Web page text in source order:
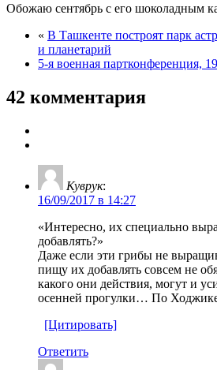
Обожаю сентябрь с его шоколадным
« В Ташкенте построят парк
и планетарий
5-я военная партконференция,
42 комментария
Куврук:
16/09/2017 в 14:27
«Интересно, их специально
добавлять?»
Даже если эти грибы не
пищу их добавлять совсем не
какого они действия, могут и
осенней прогулки… По
[Цитировать]
Ответить